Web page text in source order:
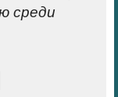
среди